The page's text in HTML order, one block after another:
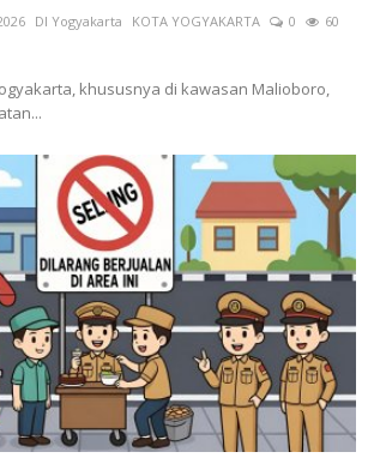
DI Yogyakarta KOTA YOGYAKARTA 0
60
khususnya di kawasan Malioboro,